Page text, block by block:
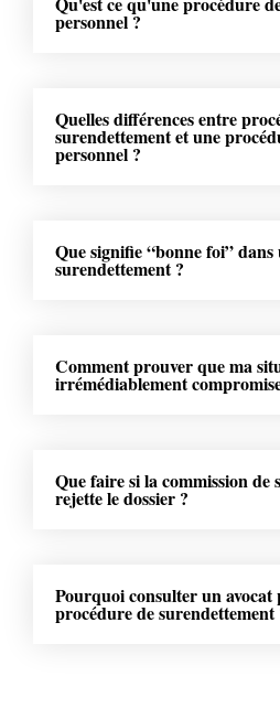
personnel ?
Quelles différences entre
surendettement et une
personnel ?
Que signifie “bonne foi”
surendettement ?
Comment prouver que ma
irrémédiablement
Que faire si la commission de
rejette le dossier ?
Pourquoi consulter un avocat
procédure de surendettement